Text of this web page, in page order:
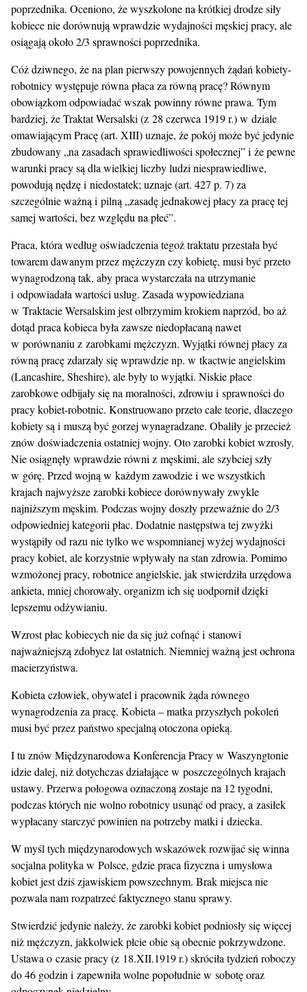
poprzednika. Oceniono, że wyszkolone na krótkiej drodze siły
kobiece nie dorównują wprawdzie wydajności męskiej pracy, ale
osiągają około 2/3 sprawności poprzednika.
Cóż dziwnego, że na plan pierwszy powojennych żądań kobiety-
robotnicy występuje równa płaca za równą pracę? Równym
obowiązkom odpowiadać wszak powinny równe prawa. Tym
bardziej, że Traktat Wersalski (z 28 czerwca 1919 r.) w dziale
omawiającym Pracę (art. XIII) uznaje, że pokój może być jedynie
zbudowany „na zasadach sprawiedliwości społecznej” i że pewne
warunki pracy są dla wielkiej liczby ludzi niesprawiedliwe,
powodują nędzę i niedostatek; uznaje (art. 427 p. 7) za
szczególnie ważną i pilną „zasadę jednakowej płacy za pracę tej
samej wartości, bez względu na płeć”.
Praca, która według oświadczenia tegoż traktatu przestała być
towarem dawanym przez mężczyzn czy kobietę, musi być przeto
wynagrodzoną tak, aby praca wystarczała na utrzymanie
i odpowiadała wartości usług. Zasada wypowiedziana
w Traktacie Wersalskim jest olbrzymim krokiem naprzód, bo aż
dotąd praca kobieca była zawsze niedopłacaną nawet
w porównaniu z zarobkami mężczyzn. Wyjątki równej płacy za
równą pracę zdarzały się wprawdzie np. w tkactwie angielskim
(Lancashire, Sheshire), ale były to wyjątki. Niskie płace
zarobkowe odbijały się na moralności, zdrowiu i sprawności do
pracy kobiet-robotnic. Konstruowano przeto całe teorie, dlaczego
kobiety są i muszą być gorzej wynagradzane. Obaliły je przecież
znów doświadczenia ostatniej wojny. Oto zarobki kobiet wzrosły.
Nie osiągnęły wprawdzie równi z męskimi, ale szybciej szły
w górę. Przed wojną w każdym zawodzie i we wszystkich
krajach najwyższe zarobki kobiece dorównywały zwykle
najniższym męskim. Podczas wojny doszły przeważnie do 2/3
odpowiedniej kategorii płac. Dodatnie następstwa tej zwyżki
wystąpiły od razu nie tylko we wspomnianej wyżej wydajności
pracy kobiet, ale korzystnie wpływały na stan zdrowia. Pomimo
wzmożonej pracy, robotnice angielskie, jak stwierdziła urzędowa
ankieta, mniej chorowały, organizm ich się uodpornił dzięki
lepszemu odżywianiu.
Wzrost płac kobiecych nie da się już cofnąć i stanowi
najważniejszą zdobycz lat ostatnich. Niemniej ważną jest ochrona
macierzyństwa.
Kobieta człowiek, obywatel i pracownik żąda równego
wynagrodzenia za pracę. Kobieta – matka przyszłych pokoleń
musi być przez państwo specjalną otoczona opieką.
I tu znów Międzynarodowa Konferencja Pracy w Waszyngtonie
idzie dalej, niż dotychczas działające w poszczególnych krajach
ustawy. Przerwa połogowa oznaczoną zostaje na 12 tygodni,
podczas których nie wolno robotnicy usunąć od pracy, a zasiłek
wypłacany starczyć powinien na potrzeby matki i dziecka.
W myśl tych międzynarodowych wskazówek rozwijać się winna
socjalna polityka w Polsce, gdzie praca fizyczna i umysłowa
kobiet jest dziś zjawiskiem powszechnym. Brak miejsca nie
pozwala nam rozpatrzeć faktycznego stanu sprawy.
Stwierdzić jedynie należy, że zarobki kobiet podniosły się więcej
niż mężczyzn, jakkolwiek płcie obie są obecnie pokrzywdzone.
Ustawa o czasie pracy (z 18.XII.1919 r.) skróciła tydzień roboczy
do 46 godzin i zapewniła wolne popołudnie w sobotę oraz